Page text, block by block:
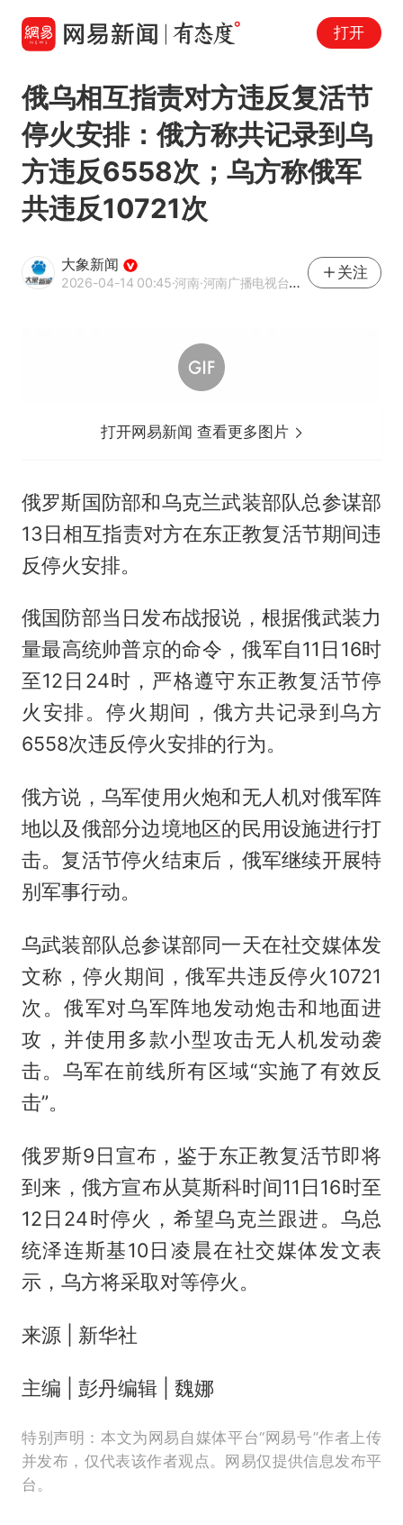
打开
俄乌相互指责对方违反复活节
停火安排：俄方称共记录到乌
方违反6558次；乌方称俄军
共违反10721次
大象新闻
2026-04-14 00:45·河南·河南广播电视台官方网易号
关注
打开网易新闻 查看更多图片
俄罗斯国防部和乌克兰武装部队总参谋部
13日相互指责对方在东正教复活节期间违
反停火安排。
俄国防部当日发布战报说，根据俄武装力
量最高统帅普京的命令，俄军自11日16时
至12日24时，严格遵守东正教复活节停
火安排。停火期间，俄方共记录到乌方
6558次违反停火安排的行为。
俄方说，乌军使用火炮和无人机对俄军阵
地以及俄部分边境地区的民用设施进行打
击。复活节停火结束后，俄军继续开展特
别军事行动。
乌武装部队总参谋部同一天在社交媒体发
文称，停火期间，俄军共违反停火10721
次。俄军对乌军阵地发动炮击和地面进
攻，并使用多款小型攻击无人机发动袭
击。乌军在前线所有区域“实施了有效反
击”。
俄罗斯9日宣布，鉴于东正教复活节即将
到来，俄方宣布从莫斯科时间11日16时至
12日24时停火，希望乌克兰跟进。乌总
统泽连斯基10日凌晨在社交媒体发文表
示，乌方将采取对等停火。
来源 | 新华社
主编 | 彭丹编辑 | 魏娜
特别声明：本文为网易自媒体平台“网易号”作者上传
并发布，仅代表该作者观点。网易仅提供信息发布平
台。